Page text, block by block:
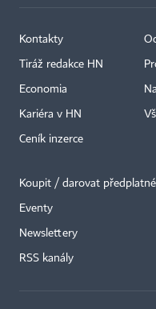
Kontakty
Tiráž redakce HN
Economia
Kariéra v HN
Ceník inzerce
Koupit / darovat předplatné
Eventy
Newslettery
RSS kanály